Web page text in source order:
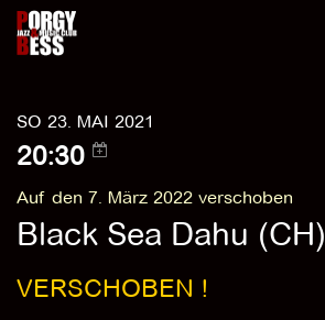
SO 23. MAI 2021
20:30
Auf den 7. März 2022 verschoben
Black Sea Dahu (CH)
VERSCHOBEN !